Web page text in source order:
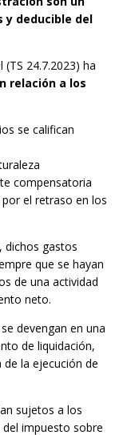
y deducible del
24.7.2023) ha
relación a los
se califican
compensatoria
el retraso en los
dichos gastos
que se hayan
de una actividad
neto.
devengan en una
de liquidación,
la ejecución de
sujetos a los
impuesto sobre